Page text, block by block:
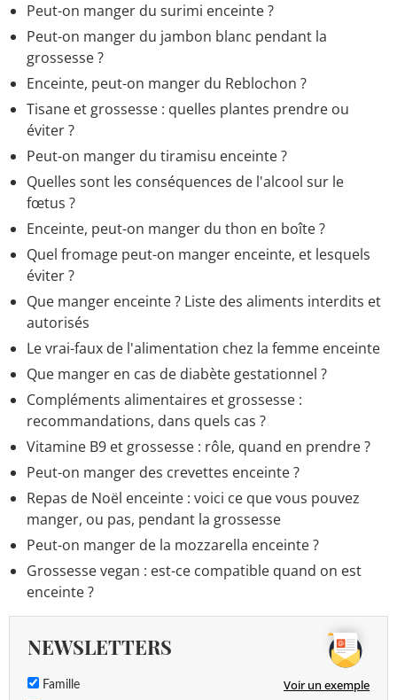
Peut-on manger du surimi enceinte ?
Peut-on manger du jambon blanc pendant la
grossesse ?
Enceinte, peut-on manger du Reblochon ?
Tisane et grossesse : quelles plantes prendre ou
éviter ?
Peut-on manger du tiramisu enceinte ?
Quelles sont les conséquences de l'alcool sur le
fœtus ?
Enceinte, peut-on manger du thon en boîte ?
Quel fromage peut-on manger enceinte, et lesquels
éviter ?
Que manger enceinte ? Liste des aliments interdits et
autorisés
Le vrai-faux de l'alimentation chez la femme enceinte
Que manger en cas de diabète gestationnel ?
Compléments alimentaires et grossesse :
recommandations, dans quels cas ?
Vitamine B9 et grossesse : rôle, quand en prendre ?
Peut-on manger des crevettes enceinte ?
Repas de Noël enceinte : voici ce que vous pouvez
manger, ou pas, pendant la grossesse
Peut-on manger de la mozzarella enceinte ?
Grossesse vegan : est-ce compatible quand on est
enceinte ?
NEWSLETTERS
Famille Voir un exemple